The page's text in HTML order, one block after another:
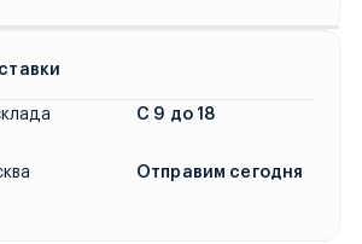
С 9 до 18
Отправим сегодня